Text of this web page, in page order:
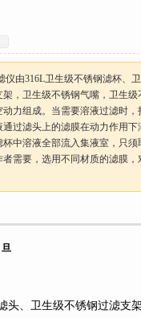
由316L卫生级不锈钢滤杯、卫
，卫生级不锈钢气嘴，卫生级
力组成。当需要溶液过滤时，
过滤头上的滤膜在动力作用下
中溶液全部流入集液室，只须
需要，选用不同材质的滤膜，
旦
头、卫生级不锈钢过滤支